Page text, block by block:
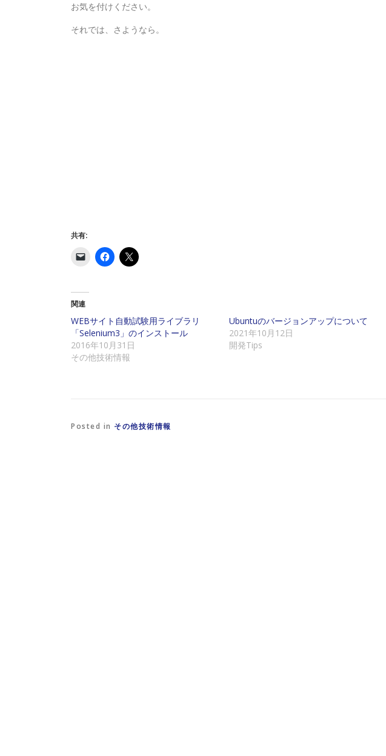
お気を付けください。
それでは、さようなら。
共有:
て
に
メ
ー
ル
で
リ
ン
い
F
a
で
共
有
す
る
に
は
だ
ク
リ
共
有
(
き
ま
関連
WEBサイト自動試験用ライブラリ
「Selenium3」のインストール
2016年10月31日
その他技術情報
Ubuntuのバージョンアップについて
2021年10月12日
開発Tips
Posted in その他技術情報